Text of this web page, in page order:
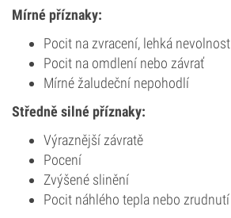
Mírné příznaky:
Pocit na zvracení, lehká nevolnost
Pocit na omdlení nebo závrať
Mírné žaludeční nepohodlí
Středně silné příznaky:
Výraznější závratě
Pocení
Zvýšené slinění
Pocit náhlého tepla nebo zrudnutí